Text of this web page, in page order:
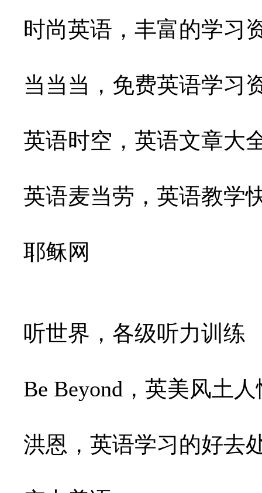
时尚英语，丰富的学习
当当当，免费英语学习
英语时空，英语文章大
英语麦当劳，英语教学
耶稣网
听世界，各级听力训练
Be Beyond，英美风土人
洪恩，英语学习的好去